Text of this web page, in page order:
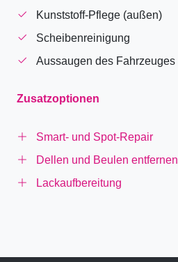
Kunststoff-Pflege (außen)
Scheibenreinigung
Aussaugen des Fahrzeuges
Zusatzoptionen
Smart- und Spot-Repair
Dellen und Beulen entfernen
Lackaufbereitung